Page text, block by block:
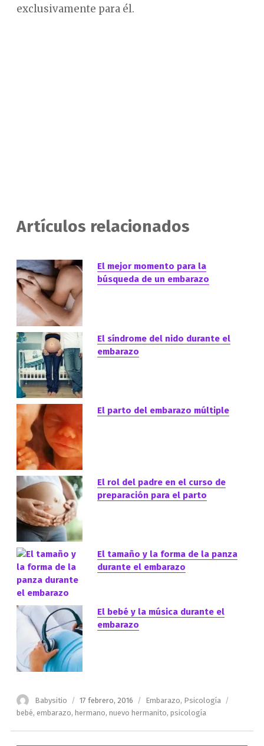
exclusivamente para él.
Artículos relacionados
El mejor momento para la
búsqueda de un embarazo
El síndrome del nido durante el
embarazo
El parto del embarazo múltiple
El rol del padre en el curso de
preparación para el parto
El tamaño y la forma de la panza
durante el embarazo
El bebé y la música durante el
embarazo
Autor
Babysitio
Publicado
el
17 febrero, 2016 Categorías
Embarazo, Psicología
bebé, embarazo, hermano, nuevo hermanito, psicología